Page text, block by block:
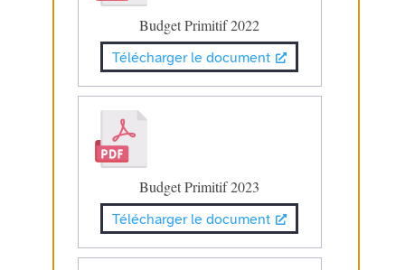
Budget Primitif 2022
Télécharger le document
Budget Primitif 2023
Télécharger le document